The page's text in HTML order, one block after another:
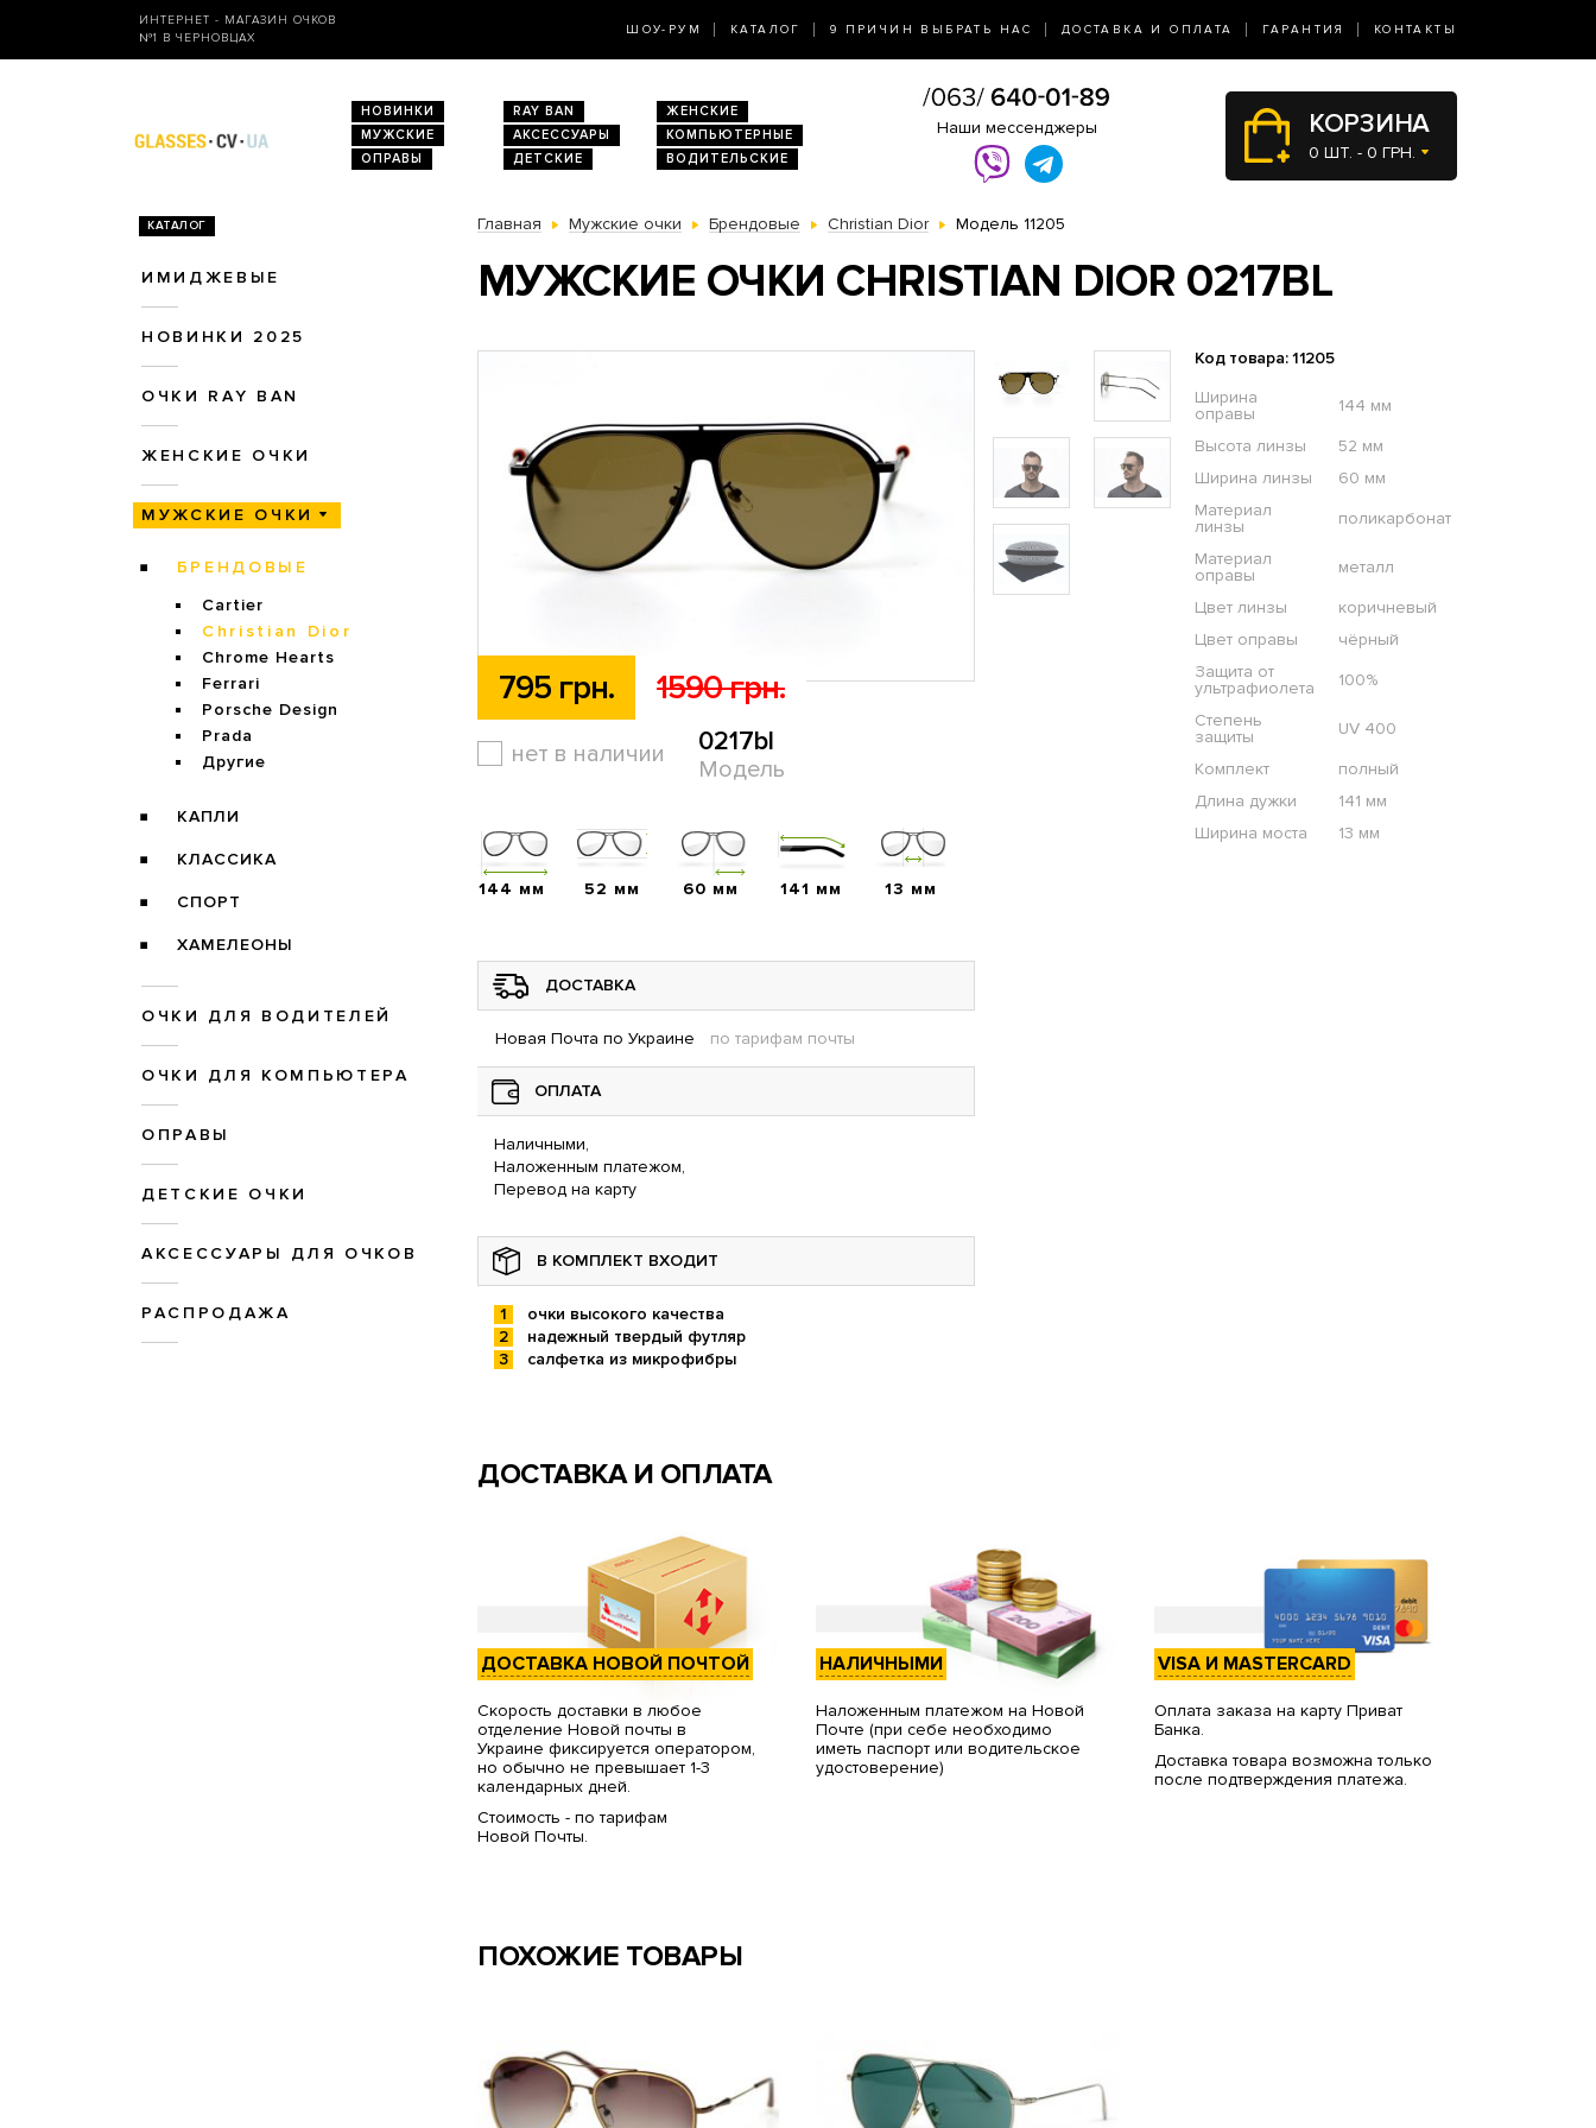
ИНТЕРНЕТ - МАГАЗИН ОЧКОВ
№1 В ЧЕРНОВЦАХ
ШОУ-РУМ КАТАЛОГ 9 ПРИЧИН ВЫБРАТЬ НАС ДОСТАВКА И ОПЛАТА ГАРАНТИЯ КОНТАКТЫ
НОВИНКИ RAY BAN
ЖЕНСКИЕ
МУЖСКИЕ
АКСЕССУАРЫ
КОМПЬЮТЕРНЫЕ
ОПРАВЫ
ДЕТСКИЕ ВОДИТЕЛЬСКИЕ
Наши мессенджеры КОРЗИНА
0 ШТ. - 0 ГРН.
КАТАЛОГ
ИМИДЖЕВЫЕ
НОВИНКИ 2025
ОЧКИ RAY BAN
ЖЕНСКИЕ ОЧКИ
МУЖСКИЕ ОЧКИ
БРЕНДОВЫЕ
Cartier
Christian Dior
Chrome Hearts
Ferrari
Porsche Design
Prada
Другие
КАПЛИ
КЛАССИКА
СПОРТ
ХАМЕЛЕОНЫ
ОЧКИ ДЛЯ ВОДИТЕЛЕЙ
ОЧКИ ДЛЯ КОМПЬЮТЕРА
ОПРАВЫ
ДЕТСКИЕ ОЧКИ
АКСЕССУАРЫ ДЛЯ ОЧКОВ
РАСПРОДАЖА
Главная Мужские очки Брендовые Christian Dior Модель 11205
МУЖСКИЕ ОЧКИ CHRISTIAN DIOR 0217BL
795 грн. 1590 грн.
нет в наличии 0217bl
Модель
Код товара: 11205
Ширина
оправы
144 мм
Высота линзы
52 мм
Ширина линзы
60 мм
Материал
линзы
поликарбонат
Материал
оправы
металл
Цвет линзы
коричневый
Цвет оправы
чёрный
Защита от
ультрафиолета
100%
Степень
защиты
UV 400
Комплект
полный
Длина дужки
141 мм
Ширина моста
13 мм
144 мм 52 мм 60 мм 141 мм 13 мм
ДОСТАВКА
Новая Почта по Украине по тарифам почты
ОПЛАТА
Наличными,
Наложенным платежом,
Перевод на карту
В КОМПЛЕКТ ВХОДИТ
очки высокого качества
надежный твердый футляр
салфетка из микрофибры
ДОСТАВКА И ОПЛАТА
ДОСТАВКА НОВОЙ ПОЧТОЙ
Скорость доставки в любое
отделение Новой почты в
Украине фиксируется оператором,
но обычно не превышает 1-3
календарных дней.
Стоимость - по тарифам
Новой Почты.
НАЛИЧНЫМИ
Наложенным платежом на Новой
Почте (при себе необходимо
иметь паспорт или водительское
удостоверение)
VISA И MASTERCARD
Оплата заказа на карту Приват
Банка.
Доставка товара возможна только
после подтверждения платежа.
ПОХОЖИЕ ТОВАРЫ